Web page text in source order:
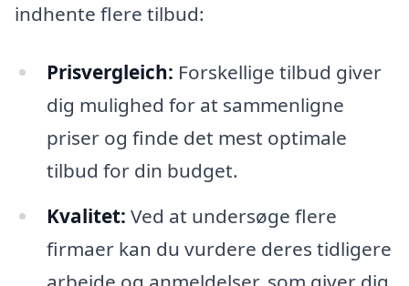
indhente flere tilbud:
Prisvergleich: Forskellige tilbud giver
dig mulighed for at sammenligne
priser og finde det mest optimale
tilbud for din budget.
Kvalitet: Ved at undersøge flere
firmaer kan du vurdere deres tidligere